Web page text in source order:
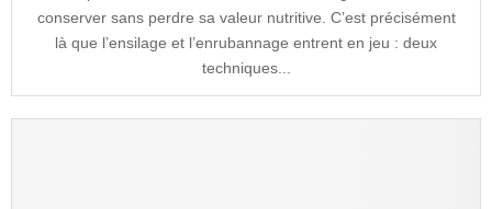
conserver sans perdre sa valeur nutritive. C’est précisément
là que l’ensilage et l’enrubannage entrent en jeu : deux
techniques...